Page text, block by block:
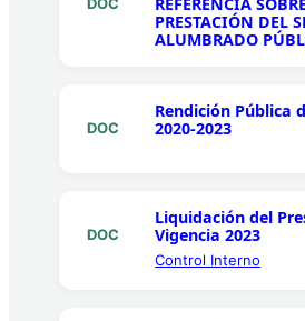
DOC
PRESTACIÓN DEL
ALUMBRADO
DOC
Rendición Pública
2020-2023
DOC
Liquidación del
Vigencia 2023
Control Interno